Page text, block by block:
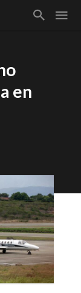
en